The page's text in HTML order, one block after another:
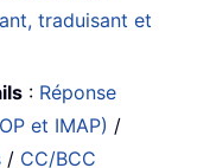
traduisant et
: Réponse
et IMAP) /
/ CC/BCC